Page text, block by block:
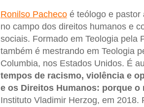
Ronilso Pachecoé teólogo e pastor
no campo dos direitos humanos e
sociais. Formado em Teologia pela
também é mestrando em Teologia
Columbia, nos Estados Unidos. É
tempos de racismo, violência e
e os Direitos Humanos: porque o
Instituto Vladimir Herzog, em 2018.